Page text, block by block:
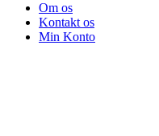
Om os
Kontakt os
Min Konto